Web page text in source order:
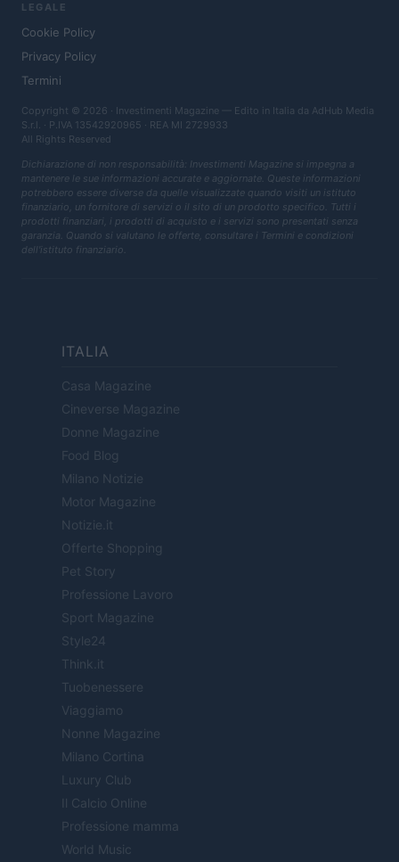
LEGALE
Cookie Policy
Privacy Policy
Termini
Copyright © 2026 · Investimenti Magazine — Edito in Italia da AdHub Media
S.r.l. · P.IVA 13542920965 · REA MI 2729933
All Rights Reserved
Dichiarazione di non responsabilità: Investimenti Magazine si impegna a
mantenere le sue informazioni accurate e aggiornate. Queste informazioni
potrebbero essere diverse da quelle visualizzate quando visiti un istituto
finanziario, un fornitore di servizi o il sito di un prodotto specifico. Tutti i
prodotti finanziari, i prodotti di acquisto e i servizi sono presentati senza
garanzia. Quando si valutano le offerte, consultare i Termini e condizioni
dell'istituto finanziario.
ITALIA
Casa Magazine
Cineverse Magazine
Donne Magazine
Food Blog
Milano Notizie
Motor Magazine
Notizie.it
Offerte Shopping
Pet Story
Professione Lavoro
Sport Magazine
Style24
Think.it
Tuobenessere
Viaggiamo
Nonne Magazine
Milano Cortina
Luxury Club
Il Calcio Online
Professione mamma
World Music